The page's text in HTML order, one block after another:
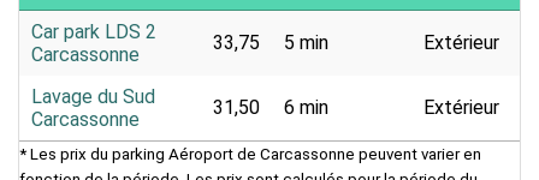
Car park LDS 2
Carcassonne
33,75 5 min Extérieur
Lavage du Sud
Carcassonne
31,50 6 min Extérieur
* Les prix du parking Aéroport de Carcassonne peuvent varier en